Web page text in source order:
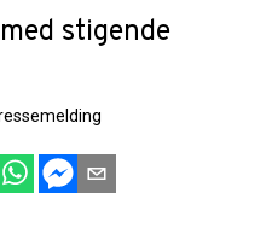
stigende